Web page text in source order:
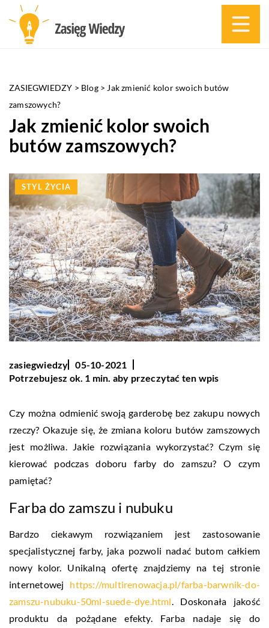
ZASIEGWIEDZY > Blog> Jak zmienić kolor swoich butów
zamszowych?
Jak zmienić kolor swoich
butów zamszowych?
STYL ŻYCIA
zasiegwiedzy
05-10-2021
Potrzebujesz ok. 1 min. aby przeczytać ten wpis
Czy można odmienić swoją garderobę bez zakupu nowych
rzeczy? Okazuje się, że zmiana koloru butów zamszowych
jest możliwa. Jakie rozwiązania wykorzystać? Czym się
kierować podczas doboru farby do zamszu? O czym
pamiętać?
Farba do zamszu i nubuku
Bardzo ciekawym rozwiązaniem jest zastosowanie
specjalistycznej farby, jaka pozwoli nadać butom całkiem
nowy kolor. Unikalną ofertę znajdziemy na tej stronie
internetowej https://multirenowacja.pl/farba-barwnik-do-
zamszu-nubuku-50ml-suede-dye.html . Doskonała jakość
produktu da pożądane efekty. Farba nadaje się do